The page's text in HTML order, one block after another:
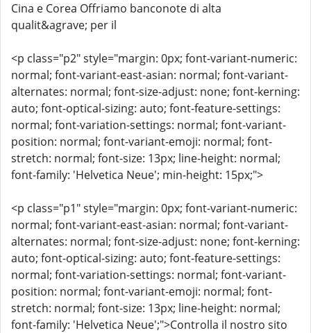
Cina e Corea Offriamo banconote di alta
qualit&agrave; per il
<p class="p2" style="margin: 0px; font-variant-numeric:
normal; font-variant-east-asian: normal; font-variant-
alternates: normal; font-size-adjust: none; font-kerning:
auto; font-optical-sizing: auto; font-feature-settings:
normal; font-variation-settings: normal; font-variant-
position: normal; font-variant-emoji: normal; font-
stretch: normal; font-size: 13px; line-height: normal;
font-family: 'Helvetica Neue'; min-height: 15px;">
<p class="p1" style="margin: 0px; font-variant-numeric:
normal; font-variant-east-asian: normal; font-variant-
alternates: normal; font-size-adjust: none; font-kerning:
auto; font-optical-sizing: auto; font-feature-settings:
normal; font-variation-settings: normal; font-variant-
position: normal; font-variant-emoji: normal; font-
stretch: normal; font-size: 13px; line-height: normal;
font-family: 'Helvetica Neue';">Controlla il nostro sito